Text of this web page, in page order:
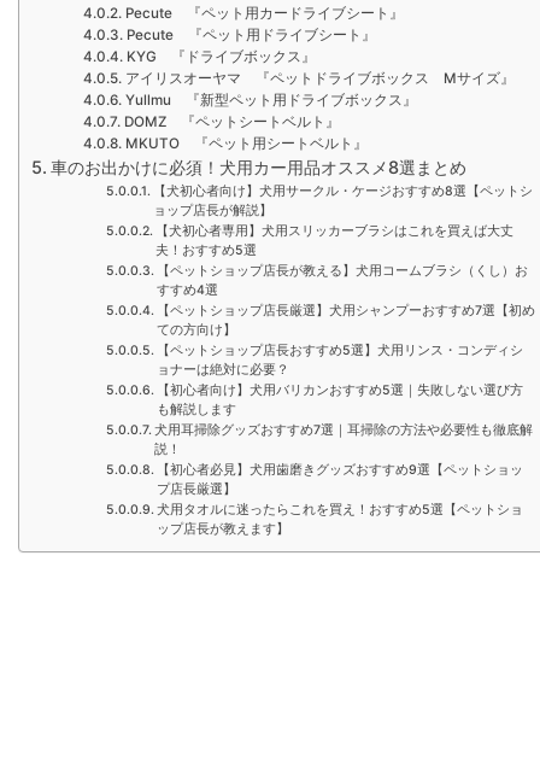
Pecute 『ペット用カードライブシート』
Pecute 『ペット用ドライブシート』
KYG 『ドライブボックス』
アイリスオーヤマ 『ペットドライブボックス Mサイズ』
Yullmu 『新型ペット用ドライブボックス』
DOMZ 『ペットシートベルト』
MKUTO 『ペット用シートベルト』
車のお出かけに必須！犬用カー用品オススメ8選まとめ
【犬初心者向け】犬用サークル・ケージおすすめ8選【ペットシ
ョップ店長が解説】
【犬初心者専用】犬用スリッカーブラシはこれを買えば大丈
夫！おすすめ5選
【ペットショップ店長が教える】犬用コームブラシ（くし）お
すすめ4選
【ペットショップ店長厳選】犬用シャンプーおすすめ7選【初め
ての方向け】
【ペットショップ店長おすすめ5選】犬用リンス・コンディシ
ョナーは絶対に必要？
【初心者向け】犬用バリカンおすすめ5選｜失敗しない選び方
も解説します
犬用耳掃除グッズおすすめ7選｜耳掃除の方法や必要性も徹底解
説！
【初心者必見】犬用歯磨きグッズおすすめ9選【ペットショッ
プ店長厳選】
犬用タオルに迷ったらこれを買え！おすすめ5選【ペットショ
ップ店長が教えます】